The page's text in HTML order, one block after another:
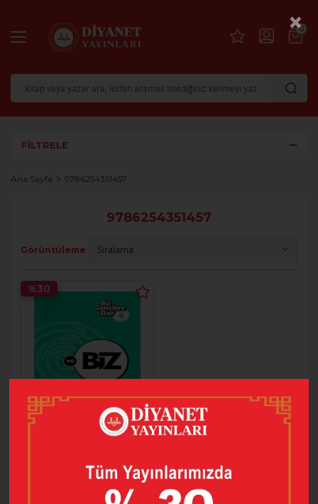
0
FILTRELE
Ana Sayfa 9786254351457
9786254351457
Görüntüleme
DAİR-4
%30
×